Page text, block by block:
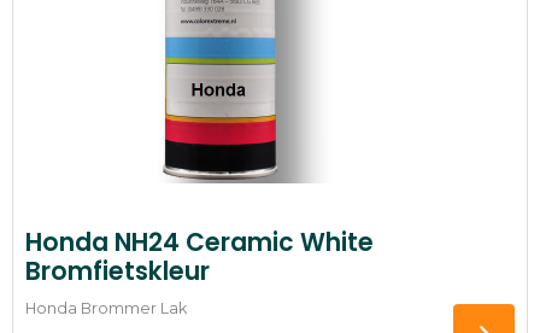
Honda NH24 Ceramic White
Bromfietskleur
Honda Brommer Lak